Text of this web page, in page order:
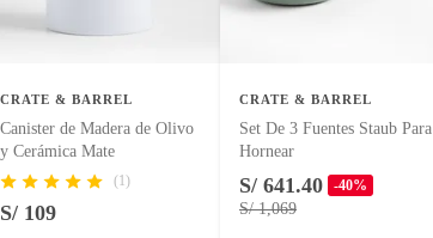
CRATE & BARREL
Canister de Madera de Olivo
y Cerámica Mate
(1)
S/ 109
CRATE & BARREL
Set De 3 Fuentes Staub Para
Hornear
S/ 641.40 -40%
S/ 1,069